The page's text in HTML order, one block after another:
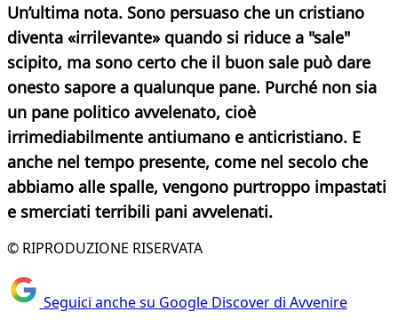
Un’ultima nota. Sono persuaso che un cristiano
diventa «irrilevante» quando si riduce a "sale"
scipito, ma sono certo che il buon sale può dare
onesto sapore a qualunque pane. Purché non sia
un pane politico avvelenato, cioè
irrimediabilmente antiumano e anticristiano. E
anche nel tempo presente, come nel secolo che
abbiamo alle spalle, vengono purtroppo impastati
e smerciati terribili pani avvelenati.
© RIPRODUZIONE RISERVATA
Seguici anche su Google Discover di Avvenire